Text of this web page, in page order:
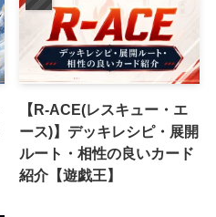
【R-ACE(レスキュー・エ
ース)】デッキレシピ・展開
ルート・相性の良いカード
紹介【遊戯王】